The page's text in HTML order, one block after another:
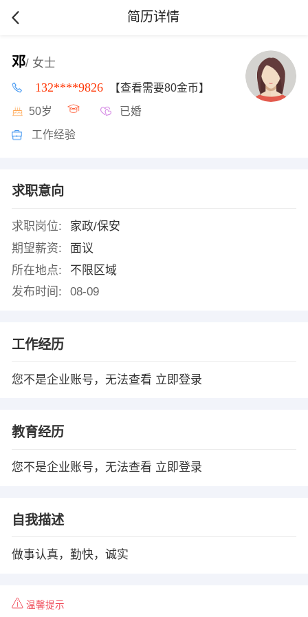
简历详情
邓/ 女士
132****9826 【查看需要80金币】
50岁 已婚
工作经验
求职意向
求职岗位:
家政/保安
期望薪资:
面议
所在地点:
不限区域
发布时间:
08-09
工作经历
您不是企业账号，无法查看 立即登录
教育经历
您不是企业账号，无法查看 立即登录
自我描述
做事认真，勤快，诚实
温馨提示